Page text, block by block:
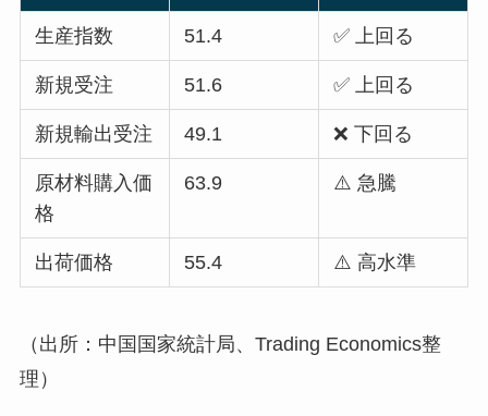
生産指数 51.4 ✅ 上回る
新規受注 51.6 ✅ 上回る
新規輸出受注 49.1 ❌ 下回る
原材料購入価
格
63.9 ⚠️ 急騰
出荷価格 55.4 ⚠️ 高水準
（出所：中国国家統計局、Trading Economics整
理）